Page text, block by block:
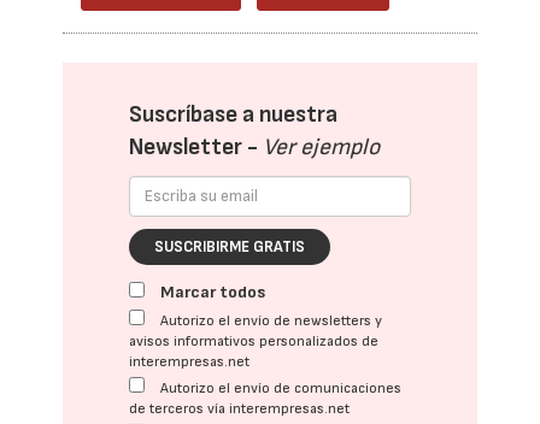
Suscríbase a nuestra
Newsletter - Ver ejemplo
SUSCRIBIRME GRATIS
Marcar todos
Autorizo el envío de newsletters y
avisos informativos personalizados de
interempresas.net
Autorizo el envío de comunicaciones
de terceros vía interempresas.net